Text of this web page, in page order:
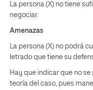
La persona (X) no tiene
negociar.
Amenazas
La persona (X) no podrá
letrado que tiene su
Hay que indicar que no
teoría del caso, pues